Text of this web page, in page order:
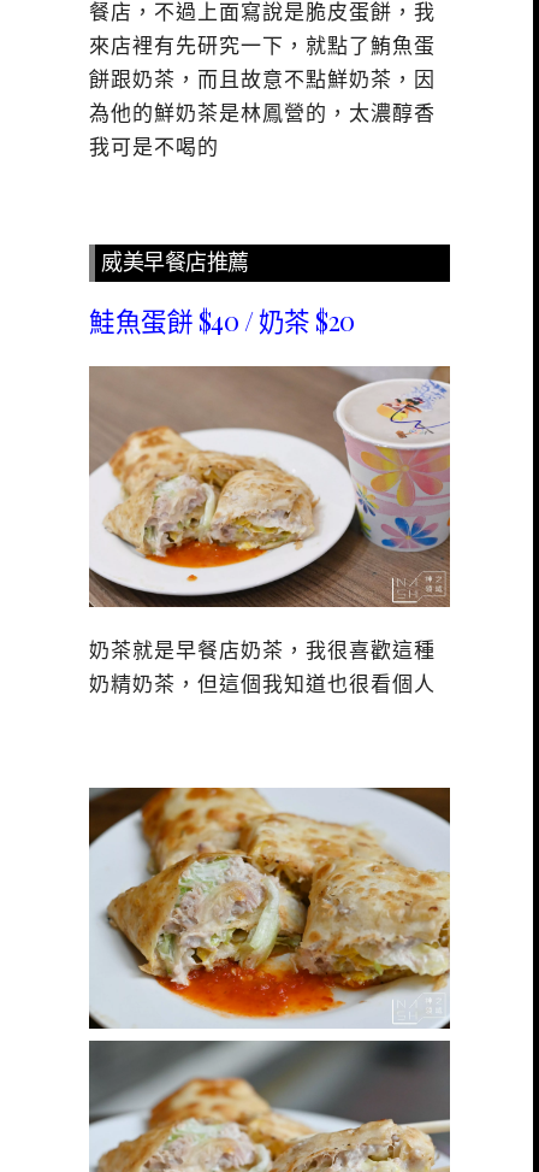
餐店，不過上面寫說是脆皮蛋餅，我
來店裡有先研究一下，就點了鮪魚蛋
餅跟奶茶，而且故意不點鮮奶茶，因
為他的鮮奶茶是林鳳營的，太濃醇香
我可是不喝的
威美早餐店推薦
鮭魚蛋餅 $40 / 奶茶 $20
奶茶就是早餐店奶茶，我很喜歡這種
奶精奶茶，但這個我知道也很看個人